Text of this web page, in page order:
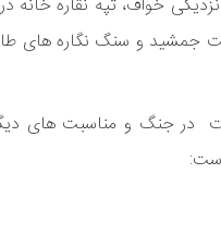
خواف، تپه نقاره خانه
جمشید و سنگ نگاره های
است در جنگ و مناسبت های